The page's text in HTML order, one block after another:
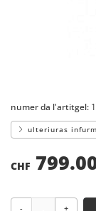
numer da l'artitgel:
ulteriuras
CHF
- +